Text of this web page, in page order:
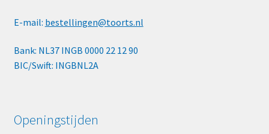
E-mail: bestellingen@toorts.nl
Bank: NL37 INGB 0000 22 12 90
BIC/Swift: INGBNL2A
Openingstijden